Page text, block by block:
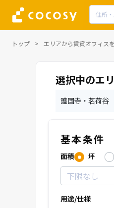
トップ エリアから賃貸オフィス
選択中のエ
護国寺・茗荷谷
基本条件
面積 坪
用途/仕様